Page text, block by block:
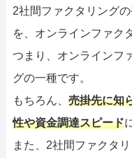
2社間ファクタリング
を、オンラインファク
つまり、オンラインフ
グの一種です。
もちろん、 売掛先に知
性や資金調達スピード
また、2社間ファクタ